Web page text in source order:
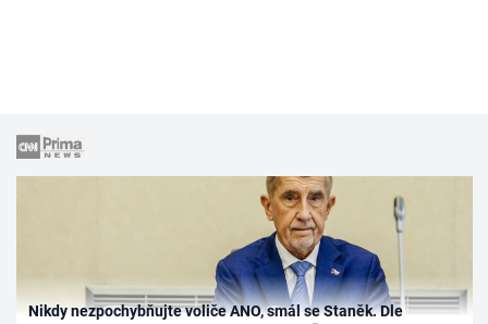
Nikdy nezpochybňujte voliče ANO, smál se Staněk. Dle